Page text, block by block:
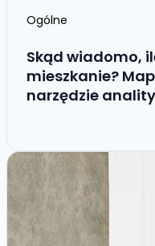
Ogólne
Skąd wiadomo,
mieszkanie?
narzędzie